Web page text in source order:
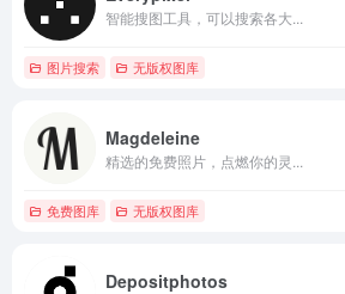
智能搜图工具，可以搜索各大...
图片搜索 无版权图库
Magdeleine
精选的免费照片，点燃你的灵...
免费图库 无版权图库
Depositphotos